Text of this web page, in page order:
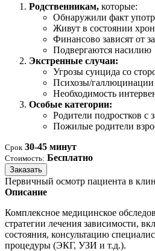
Родственникам, которые:
Обнаружили факт
Живут в состоянии
Финансово зависят от
Подвергаются насилию
Экстренные случаи:
Угрозы суицида со
Психозы/галлюцинации
Необходимость
Особые категории:
Родители подростков с
Пожилые родители
Срок 30-45 минут
Стоимость: Бесплатно
Заказать
Первичный осмотр пациента в
Описание
Комплексное медицинское
стратегии лечения зависимости,
состояния, консультацию
процедуры (ЭКГ, УЗИ и т.д.).